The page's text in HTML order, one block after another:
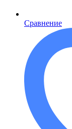
Сравнение